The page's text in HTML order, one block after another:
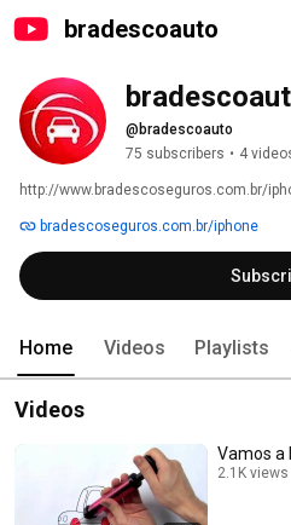
bradescoauto
@bradescoauto
75 subscribers • 4
http://www.bradescoseguros.com.br/
bradescoseguros.com.br/iphone
Home Videos Playlists
Videos
Vamos a
2.1K views